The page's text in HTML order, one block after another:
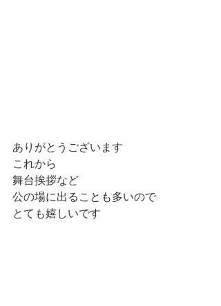
ありがとうございます
これから
舞台挨拶など
公の場に出ることも多いので
とても嬉しいです